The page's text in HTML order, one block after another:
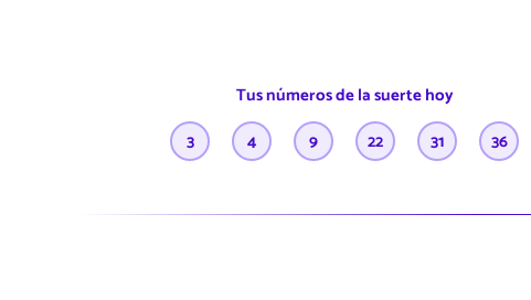
Tus números de la suerte hoy
3
4 9 22 31 36